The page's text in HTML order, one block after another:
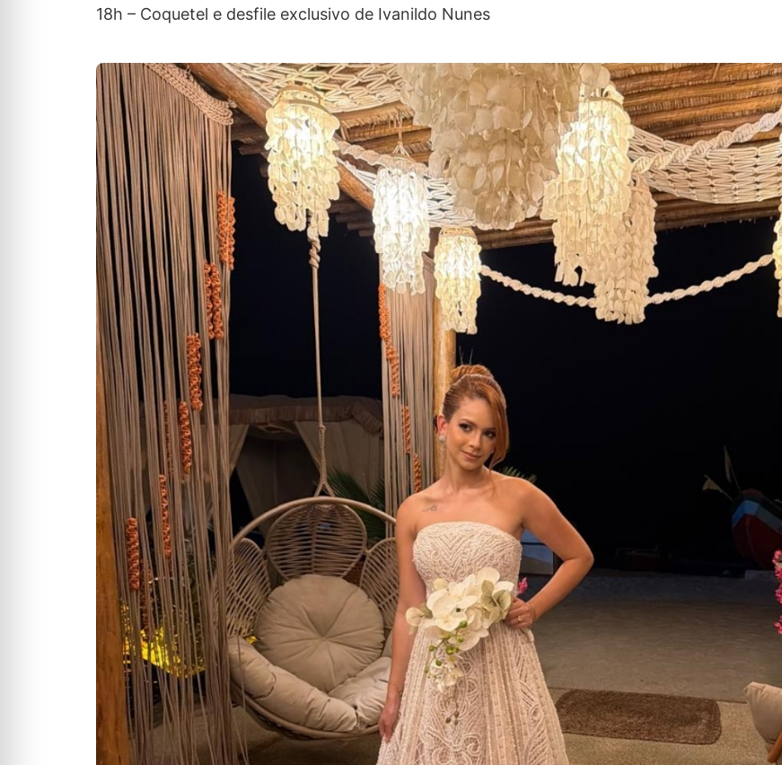
18h – Coquetel e desfile exclusivo de Ivanildo Nunes